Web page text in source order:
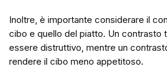
Inoltre, è importante considerare il
cibo e quello del piatto. Un contrasto
essere distruttivo, mentre un
rendere il cibo meno appetitoso.